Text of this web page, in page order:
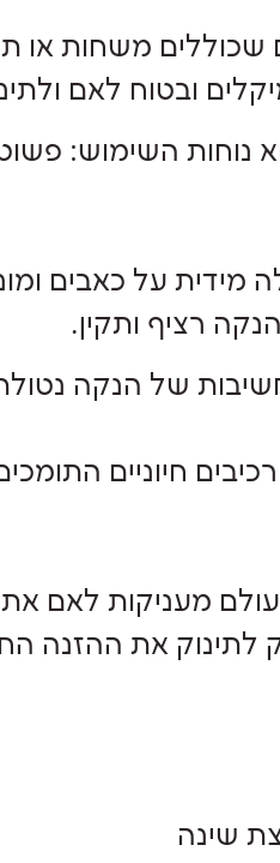
שכוללים משחות
ובטוח לאם
נוחות השימוש:
מידית על כאבים
רציף ותקין.
של הנקה
חיוניים
מעניקות לאם
לתינוק את ההזנה
שינה